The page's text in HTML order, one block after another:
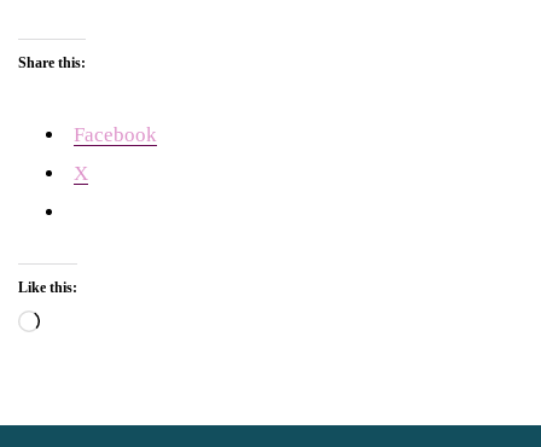
Share this:
Facebook
X
Like this:
Loading…